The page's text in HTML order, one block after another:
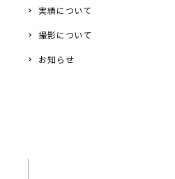
実績について
撮影について
お知らせ